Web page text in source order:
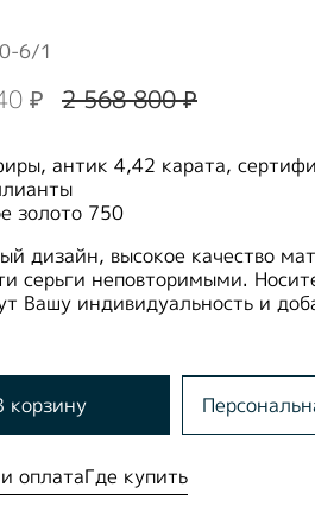
6/1
₽ 2 568 800 ₽
антик 4,42 карата,
золото 750
дизайн, высокое качество
серьги неповторимыми.
Вашу индивидуальность и
корзину
оплатаГде купить